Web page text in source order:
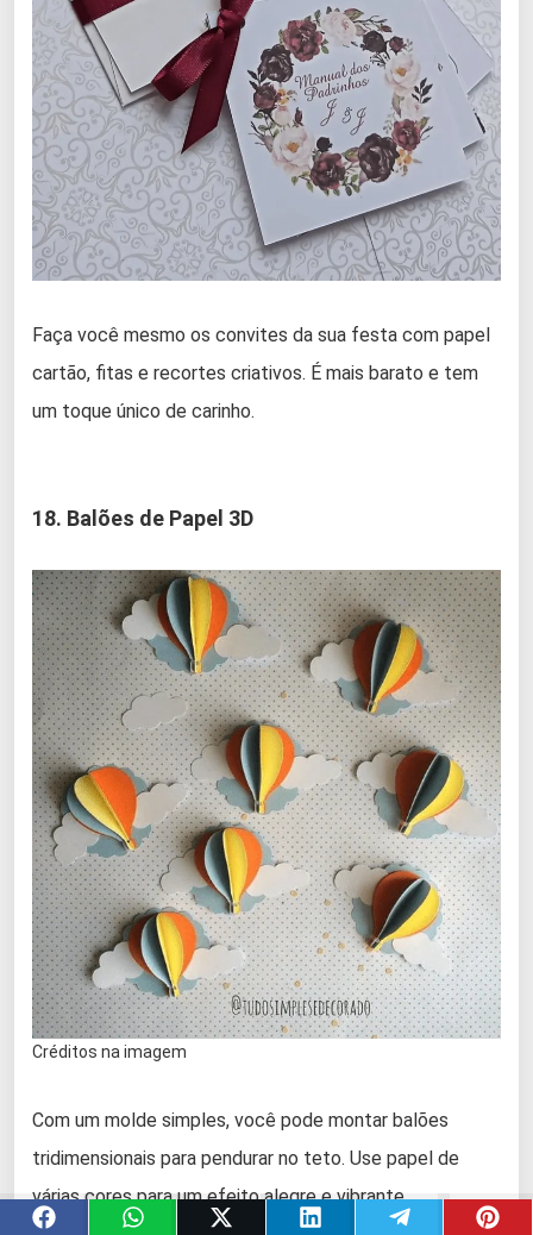
Faça você mesmo os convites da sua festa com papel
cartão, fitas e recortes criativos. É mais barato e tem
um toque único de carinho.
18. Balões de Papel 3D
Créditos na imagem
Com um molde simples, você pode montar balões
tridimensionais para pendurar no teto. Use papel de
várias cores para um efeito alegre e vibrante.